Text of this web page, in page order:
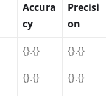
Accura
cy
Precisi
on
{}.{} {}.{}
{}.{} {}.{}